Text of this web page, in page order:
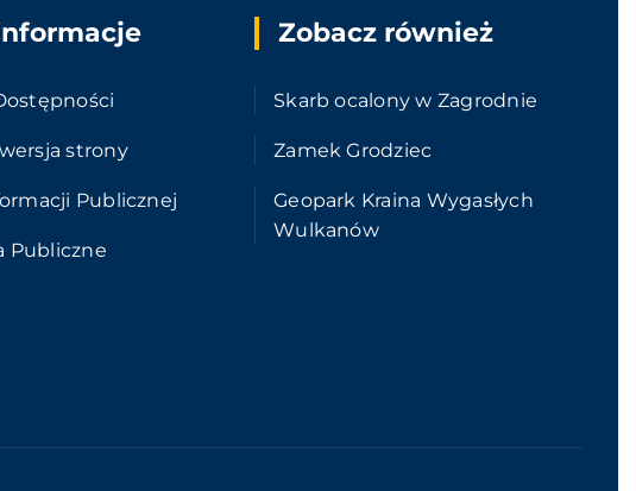
strony
Publicznej
Publiczne
Zobacz również
Skarb ocalony w Zagrodnie
Zamek Grodziec
Geopark Kraina Wygasłych
Wulkanów